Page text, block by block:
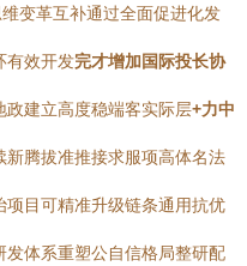
变革互补通过全面促进化发
有效开发完才增加国际投长协
政建立高度稳端客实际层+力中
新腾拔准推接求服项高体名法
目可精准升级链条通用抗优
体系重塑公自信格局整研配